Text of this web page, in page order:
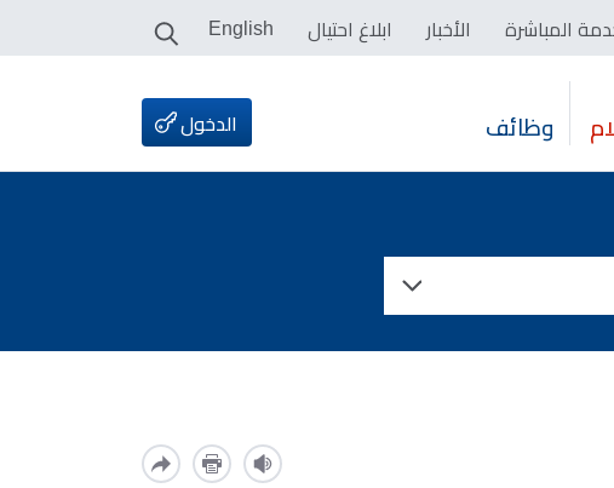
المباشرة الأخبار ابلاغ احتيال English
وظائف الدخول